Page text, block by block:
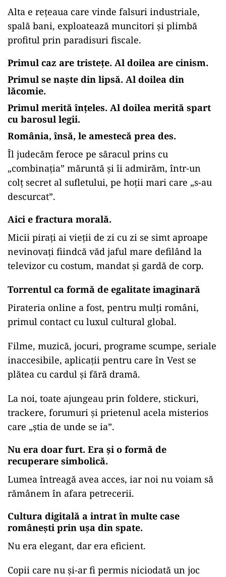
Alta e rețeaua care vinde falsuri industriale,
spală bani, exploatează muncitori și plimbă
profitul prin paradisuri fiscale.
Primul caz are tristețe. Al doilea are cinism.
Primul se naște din lipsă. Al doilea din
lăcomie.
Primul merită înțeles. Al doilea merită spart
cu barosul legii.
România, însă, le amestecă prea des.
Îl judecăm feroce pe săracul prins cu
„combinația” măruntă și îi admirăm, într-un
colț secret al sufletului, pe hoții mari care „s-au
descurcat”.
Aici e fractura morală.
Micii pirați ai vieții de zi cu zi se simt aproape
nevinovați fiindcă văd jaful mare defilând la
televizor cu costum, mandat și gardă de corp.
Torrentul ca formă de egalitate imaginară
Pirateria online a fost, pentru mulți români,
primul contact cu luxul cultural global.
Filme, muzică, jocuri, programe scumpe, seriale
inaccesibile, aplicații pentru care în Vest se
plătea cu cardul și fără dramă.
La noi, toate ajungeau prin foldere, stickuri,
trackere, forumuri și prietenul acela misterios
care „știa de unde se ia”.
Nu era doar furt. Era și o formă de
recuperare simbolică.
Lumea întreagă avea acces, iar noi nu voiam să
rămânem în afara petrecerii.
Cultura digitală a intrat în multe case
românești prin ușa din spate.
Nu era elegant, dar era eficient.
Copii care nu și-ar fi permis niciodată un joc